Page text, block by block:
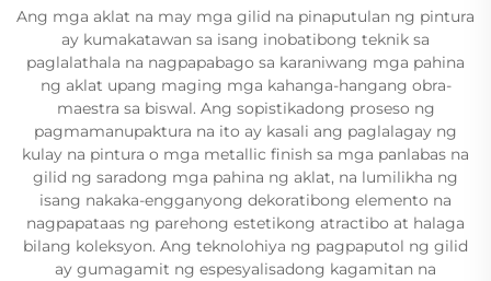
Ang mga aklat na may mga gilid na pinaputulan ng pintura
ay kumakatawan sa isang inobatibong teknik sa
paglalathala na nagpapabago sa karaniwang mga pahina
ng aklat upang maging mga kahanga-hangang obra-
maestra sa biswal. Ang sopistikadong proseso ng
pagmamanupaktura na ito ay kasali ang paglalagay ng
kulay na pintura o mga metallic finish sa mga panlabas na
gilid ng saradong mga pahina ng aklat, na lumilikha ng
isang nakaka-engganyong dekoratibong elemento na
nagpapataas ng parehong estetikong atractibo at halaga
bilang koleksyon. Ang teknolohiya ng pagpaputol ng gilid
ay gumagamit ng espesyalisadong kagamitan na